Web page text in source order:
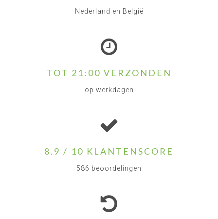
Nederland en België
TOT 21:00 VERZONDEN
op werkdagen
8.9 / 10 KLANTENSCORE
586 beoordelingen